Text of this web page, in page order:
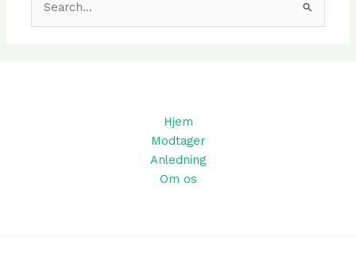
Søg
efter:
Hjem
Modtager
Anledning
Om os